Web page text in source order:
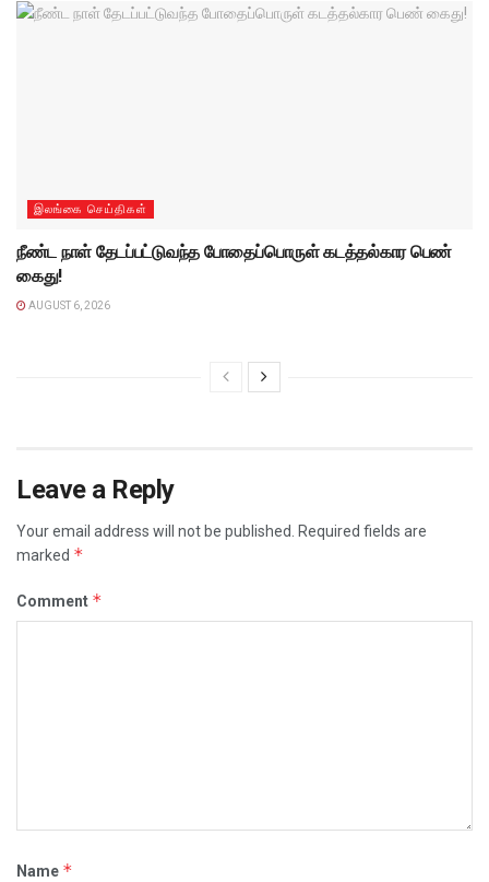
இலங்கை செய்திகள்
நீண்ட நாள் தேடப்பட்டுவந்த போதைப்பொருள் கடத்தல்கார பெண்
கைது!
AUGUST 6, 2026
Leave a Reply
Your email address will not be published.
Required fields are
marked *
Comment *
Name *